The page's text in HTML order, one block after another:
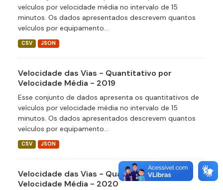
veículos por velocidade média no intervalo de 15
minutos. Os dados apresentados descrevem quantos
veículos por equipamento...
CSV JSON
Velocidade das Vias - Quantitativo por
Velocidade Média - 2019
Esse conjunto de dados apresenta os quantitativos de
veículos por velocidade média no intervalo de 15
minutos. Os dados apresentados descrevem quantos
veículos por equipamento...
CSV JSON
Velocidade das Vias - Quantitativo por
Velocidade Média - 2020